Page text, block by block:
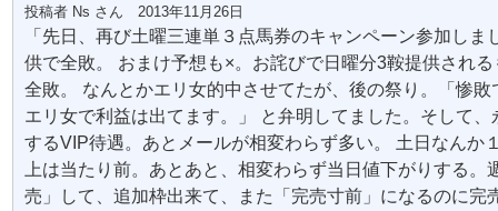
投稿者 Ns さん 2013年11月26日
「先日、再び土曜三連単３点馬券のキャンペーン参加しま
供で全敗。 おまけ予想も×。お詫びで日曜分3鞍提供され
全敗。 なんとかエリ女的中させてたが、後の祭り。「惨敗
エリ女で利益は出てます。」 と弁明してました。そして、
するVIP待遇。あとメールが相変わらず多い。 土日なんか
上は当たり前。あとあと、相変わらず当日値下がりする。
売」して、追加枠出来て、また「完売寸前」になるのに完